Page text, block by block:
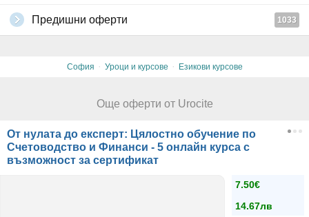
Предишни оферти 1033
София · Уроци и курсове · Езикови курсове
Още оферти от Urocite
От нулата до експерт: Цялостно обучение по
Счетоводство и Финанси - 5 онлайн курса с
възможност за сертификат
7.50€
14.67лв